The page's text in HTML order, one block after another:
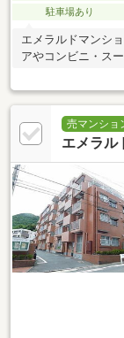
駐車場あり
エメラルドマンシ
アやコンビニ・ス
売マンショ
エメラル